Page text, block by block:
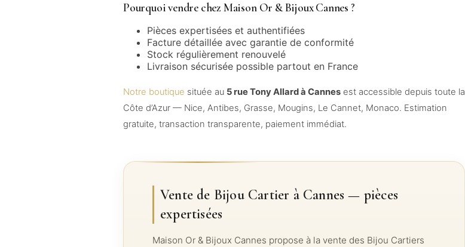
Pourquoi vendre chez Maison Or & Bijoux Cannes ?
Pièces expertisées et authentifiées
Facture détaillée avec garantie de conformité
Stock régulièrement renouvelé
Livraison sécurisée possible partout en France
Notre boutique située au 5 rue Tony Allard à Cannesest accessible depuis toute la
Côte d’Azur — Nice, Antibes, Grasse, Mougins, Le Cannet, Monaco. Estimation
gratuite, transaction transparente, paiement immédiat.
Vente de Bijou Cartier à Cannes — pièces
expertisées
Maison Or & Bijoux Cannes propose à la vente des Bijou Cartiers